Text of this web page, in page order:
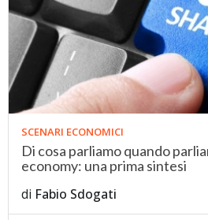
SCENARI ECONOMICI
Di cosa parliamo quando
economy: una prima sintesi
di Fabio Sdogati